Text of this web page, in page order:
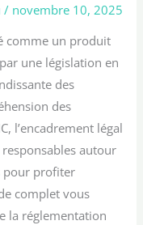
/ novembre 10, 2025
comme un produit
une législation en
des
des
l’encadrement légal
autour
pour profiter
complet vous
la réglementation